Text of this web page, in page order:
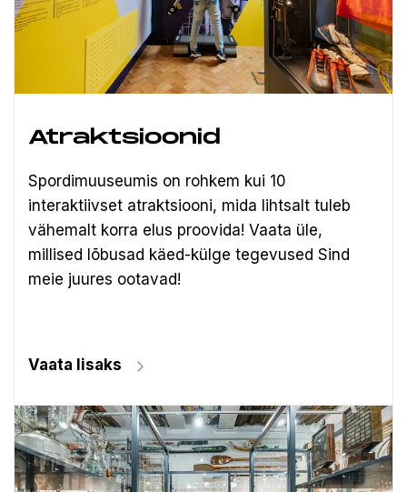
Atraktsioonid
Spordimuuseumis on rohkem kui 10
interaktiivset atraktsiooni, mida lihtsalt tuleb
vähemalt korra elus proovida! Vaata üle,
millised lõbusad käed-külge tegevused Sind
meie juures ootavad!
Vaata lisaks